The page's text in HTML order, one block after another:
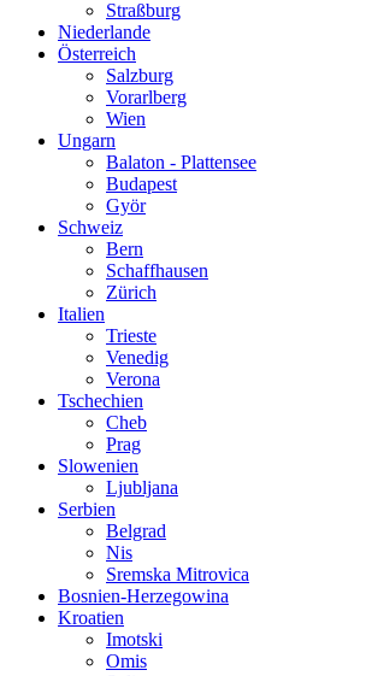
Straßburg
Niederlande
Österreich
Salzburg
Vorarlberg
Wien
Ungarn
Balaton - Plattensee
Budapest
Györ
Schweiz
Bern
Schaffhausen
Zürich
Italien
Trieste
Venedig
Verona
Tschechien
Cheb
Prag
Slowenien
Ljubljana
Serbien
Belgrad
Nis
Sremska Mitrovica
Bosnien-Herzegowina
Kroatien
Imotski
Omis